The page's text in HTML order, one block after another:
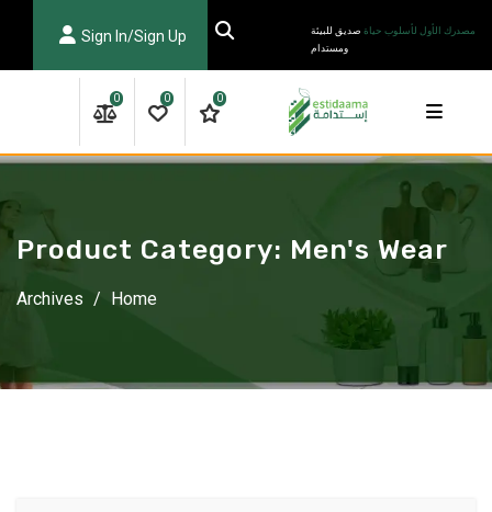
مصدرك الأول لأسلوب حياة صديق للبيئة
ومستدام
Sign In/Sign Up
0
0
0
Product Category: Men's Wear
Home
/
Archives